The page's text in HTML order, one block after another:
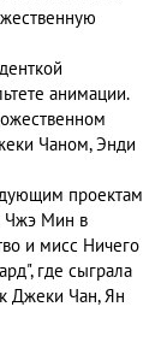
анимации.
Чаном, Энди
проектам
Чжэ Мин в
и мисс Ничего
где сыграла
Джеки Чан, Ян